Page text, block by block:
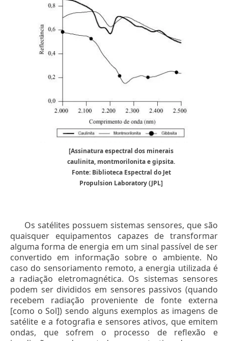
[Assinatura espectral dos minerais
caulinita, montmorilonita e gipsita.
Fonte: Biblioteca Espectral do Jet
Propulsion Laboratory (JPL]
Os satélites possuem sistemas sensores, que são
quaisquer equipamentos capazes de transformar
alguma forma de energia em um sinal passível de ser
convertido em informação sobre o ambiente. No
caso do sensoriamento remoto, a energia utilizada é
a radiação eletromagnética. Os sistemas sensores
podem ser divididos em sensores passivos (quando
recebem radiação proveniente de fonte externa
[como o Sol]) sendo alguns exemplos as imagens de
satélite e a fotografia e sensores ativos, que emitem
ondas, que sofrem o processo de reflexão e